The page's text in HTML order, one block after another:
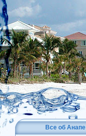
Все об Анапе